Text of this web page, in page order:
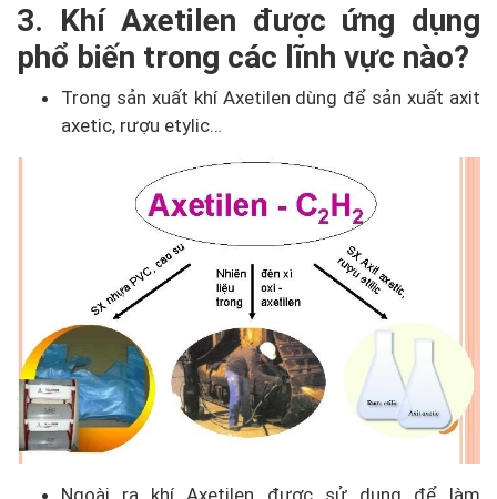
3. Khí Axetilen được ứng dụng
phổ biến trong các lĩnh vực nào?
Trong sản xuất khí Axetilen dùng để sản xuất axit
axetic, rượu etylic…